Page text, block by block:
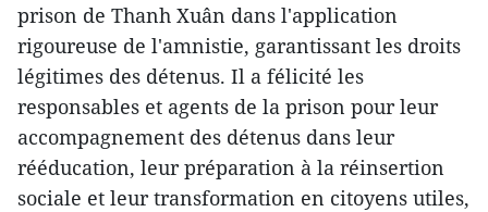
prison de Thanh Xuân dans l'application
rigoureuse de l'amnistie, garantissant les droits
légitimes des détenus. Il a félicité les
responsables et agents de la prison pour leur
accompagnement des détenus dans leur
rééducation, leur préparation à la réinsertion
sociale et leur transformation en citoyens utiles,